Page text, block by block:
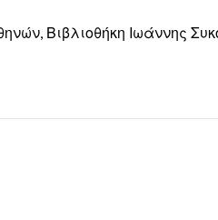
Βιβλιοθήκη Ιωάννης